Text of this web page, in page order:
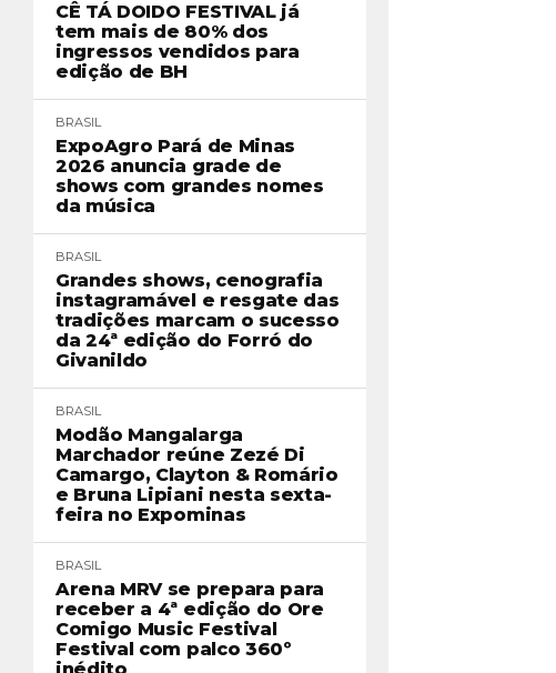
CÊ TÁ DOIDO FESTIVAL já
tem mais de 80% dos
ingressos vendidos para
edição de BH
BRASIL
ExpoAgro Pará de Minas
2026 anuncia grade de
shows com grandes nomes
da música
BRASIL
Grandes shows, cenografia
instagramável e resgate das
tradições marcam o sucesso
da 24ª edição do Forró do
Givanildo
BRASIL
Modão Mangalarga
Marchador reúne Zezé Di
Camargo, Clayton & Romário
e Bruna Lipiani nesta sexta-
feira no Expominas
BRASIL
Arena MRV se prepara para
receber a 4ª edição do Ore
Comigo Music Festival
Festival com palco 360º